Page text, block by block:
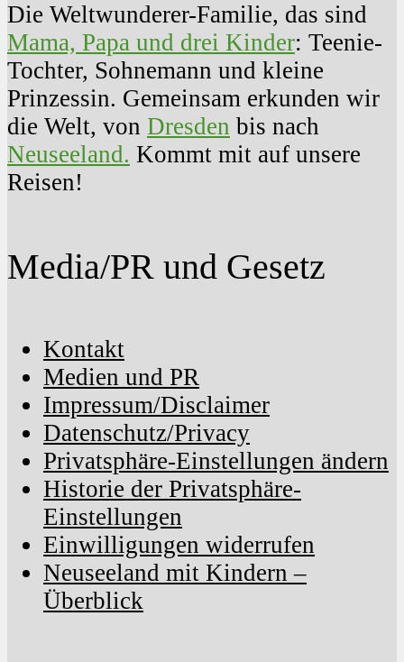
Die Weltwunderer-Familie, das sind
Mama, Papa und drei Kinder: Teenie-
Tochter, Sohnemann und kleine
Prinzessin. Gemeinsam erkunden wir
die Welt, von Dresden bis nach
Neuseeland. Kommt mit auf unsere
Reisen!
Media/PR und Gesetz
Kontakt
Medien und PR
Impressum/Disclaimer
Datenschutz/Privacy
Privatsphäre-Einstellungen ändern
Historie der Privatsphäre-
Einstellungen
Einwilligungen widerrufen
Neuseeland mit Kindern –
Überblick